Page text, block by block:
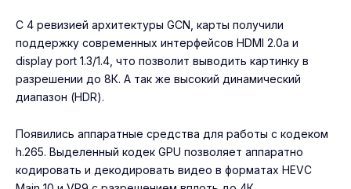
С 4 ревизией архитектуры GCN, карты получили
поддержку современных интерфейсов HDMI 2.0a и
display port 1.3/1.4, что позволит выводить картинку в
разрешении до 8К. А так же высокий динамический
диапазон (HDR).
Появились аппаратные средства для работы с кодеком
h.265. Выделенный кодек GPU позволяет аппаратно
кодировать и декодировать видео в форматах HEVC